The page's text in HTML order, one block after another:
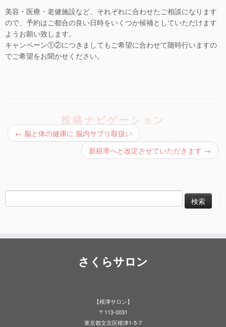
美容・医療・老健施設など、それぞれに合わせたご相談になります
ので、予約はご都合の良い日時をいくつか候補としていただけます
ようお願い致します。
キャンペーン①②につきましてもご希望に合わせて随時行いますの
でご希望をお聞かせください。
投稿ナビゲーション
← 脳と体の健康に 脳内サプリ取扱い
新税率へと改定させていただきます →
検
索:
さくらサロン
【根津サロン】
〒113-0031
東京都文京区根津1-5-7